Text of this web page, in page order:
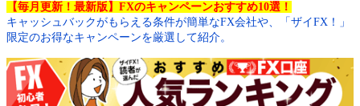
【毎月更新！最新版】FXのキャンペーンおすすめ10選！
キャッシュバックがもらえる条件が簡単なFX会社や、「ザイFX！」
限定のお得なキャンペーンを厳選して紹介。